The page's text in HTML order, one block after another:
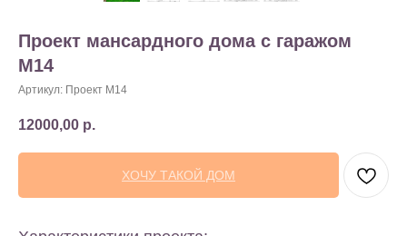
Проект мансардного дома с гаражом
M14
Артикул: Проект M14
12000,00 р.
ХОЧУ ТАКОЙ ДОМ